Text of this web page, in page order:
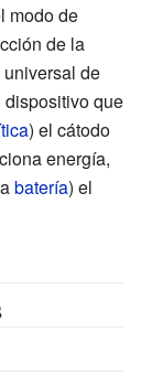
modo de
de la
de
que
) el cátodo
energía,
batería) el